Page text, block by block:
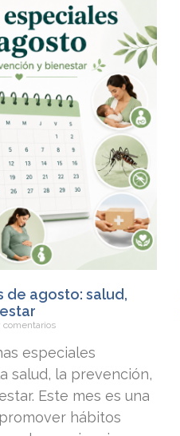
de agosto: salud,
comentarios
especiales
salud, la prevención,
Este mes es una
hábitos